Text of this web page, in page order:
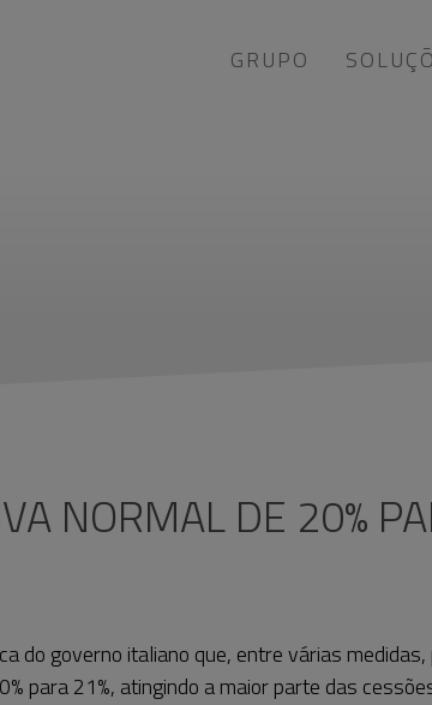
GRUPO
NORMAL DE 20%
do governo italiano que, entre várias
para 21%, atingindo a maior parte das